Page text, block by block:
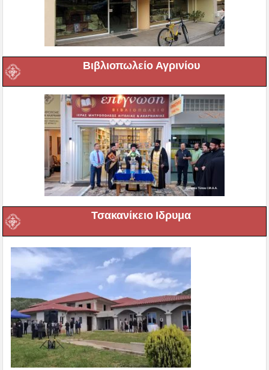
Βιβλιοπωλείο Αγρινίου
Τσακανίκειο Ιδρυμα